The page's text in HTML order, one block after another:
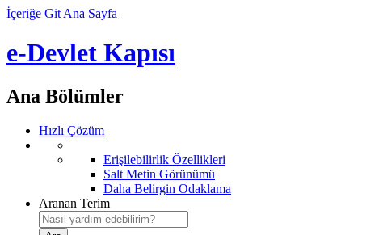
İçeriğe Git Ana Sayfa
e-Devlet Kapısı
Ana Bölümler
Hızlı Çözüm
Erişilebilirlik Özellikleri
Salt Metin Görünümü
Daha Belirgin Odaklama
Aranan Terim